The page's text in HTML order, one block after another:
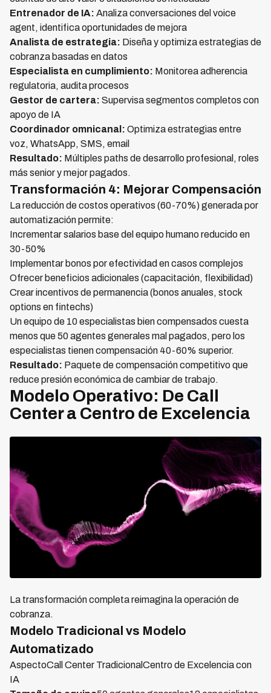
Entrenador de IA: Analiza conversaciones del voice
agent, identifica oportunidades de mejora
Analista de estrategia: Diseña y optimiza estrategias de
cobranza basadas en datos
Especialista en cumplimiento: Monitorea adherencia
regulatoria, audita procesos
Gestor de cartera: Supervisa segmentos completos con
apoyo de IA
Coordinador omnicanal: Optimiza estrategias entre
voz, WhatsApp, SMS, email
Resultado: Múltiples paths de desarrollo profesional, roles
más senior y mejor pagados.
Transformación 4: Mejorar Compensación
La reducción de costos operativos (60-70%) generada por
automatización permite:
Incrementar salarios base del equipo humano reducido en
30-50%
Implementar bonos por efectividad en casos complejos
Ofrecer beneficios adicionales (capacitación, flexibilidad)
Crear incentivos de permanencia (bonos anuales, stock
options en fintechs)
Un equipo de 10 especialistas bien compensados cuesta
menos que 50 agentes generales mal pagados, pero los
especialistas tienen compensación 40-60% superior.
Resultado: Paquete de compensación competitivo que
reduce presión económica de cambiar de trabajo.
Modelo Operativo: De Call
Center a Centro de Excelencia
La transformación completa reimagina la operación de
cobranza.
Modelo Tradicional vs Modelo
Automatizado
AspectoCall Center TradicionalCentro de Excelencia con
IA